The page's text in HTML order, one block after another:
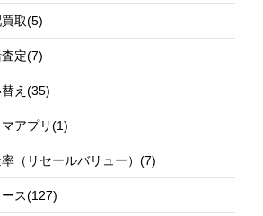
取(5)
定(7)
え(35)
アプリ(1)
（リセールバリュー）(7)
ス(127)